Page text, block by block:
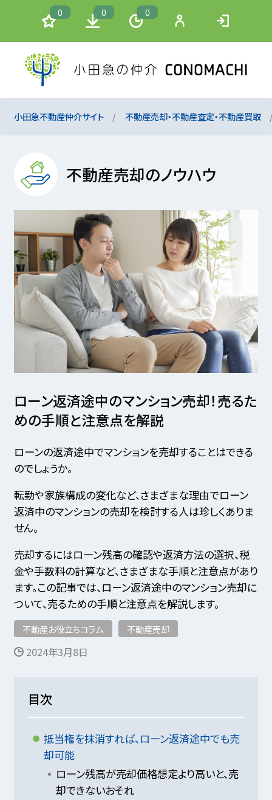
0 0 0
小田急不動産仲介サイト 不動産売却・不動産査定・不動産買取
不動産売却のノウハウ
ローン返済途中のマンション売却！売るた
めの手順と注意点を解説
ローンの返済途中でマンションを売却することはできる
のでしょうか。
転勤や家族構成の変化など、さまざまな理由でローン
返済中のマンションの売却を検討する人は珍しくありま
せん。
売却するにはローン残高の確認や返済方法の選択、税
金や手数料の計算など、さまざまな手順と注意点があり
ます。この記事では、ローン返済途中のマンション売却に
ついて、売るための手順と注意点を解説します。
不動産お役立ちコラム 不動産売却
2024年3月8日
目次
抵当権を抹消すれば、ローン返済途中でも売
却可能
ローン残高が売却価格想定より高いと、売
却できないおそれ